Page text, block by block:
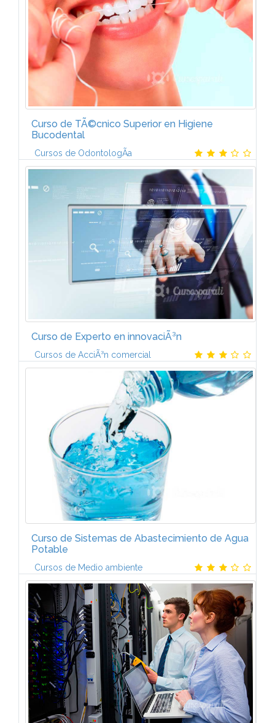
as del hidrÃ³geno.2. PRODUCCIÃN DE...
Curso de TÃ©cnico Superior en Higiene
Bucodental
Cursos de OdontologÃ­a
Contenido temÃ¡tico del Curso de TÃ©cnico
Superior en Higiene Bucodental-El programa de este
Curso a distancia de CCC integra los contenidos
fundamentales que deberÃ¡s poner en...
Curso de Experto en innovaciÃ³n
Cursos de AcciÃ³n comercial
PROGRAMAINNOVACIÃN Y EMPRESA (6 ECTS)
InvestigaciÃ³n, desarrollo e innovaciÃ³n. Importancia
estratÃ©gica de la innovaciÃ³n. OrganizaciÃ³n de la
innovaciÃ³n. La innovaciÃ³n en un mundo...
Curso de Sistemas de Abastecimiento de Agua
Potable
Cursos de Medio ambiente
INTRODUCCIÃN. Sistemas de abastecimiento de
agua potable. Disposiciones legales. Aguas
superficiales. Aguas subterrÃ¡neas. Consumos y
dotaciones.CAPTACIÃN Y ALMACENAMIENTO DE...